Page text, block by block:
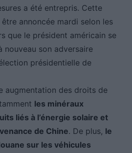
a été entrepris. Cette
annoncée mardi selon les
que le président américain se
nouveau son adversaire
présidentielle de
augmentation des droits de
les minéraux
liés à l’énergie solaire et
de Chine. De plus, le
sur les véhicules